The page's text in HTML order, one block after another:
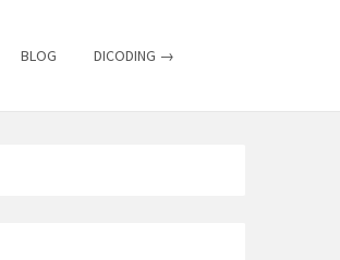
BLOG DICODING →